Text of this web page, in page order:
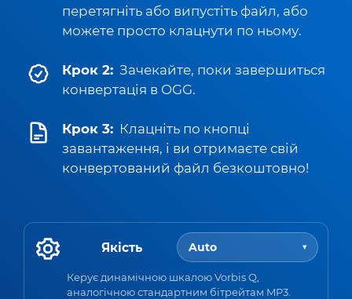
перетягніть або випустіть файл, або
можете просто клацнути по ньому.
Крок 2: Зачекайте, поки завершиться
конвертація в OGG.
Крок 3: Клацніть по кнопці
завантаження, і ви отримаєте свій
конвертований файл безкоштовно!
Якість Auto ▾
Керує динамічною шкалою Vorbis Q,
аналогічною стандартним бітрейтам MP3.